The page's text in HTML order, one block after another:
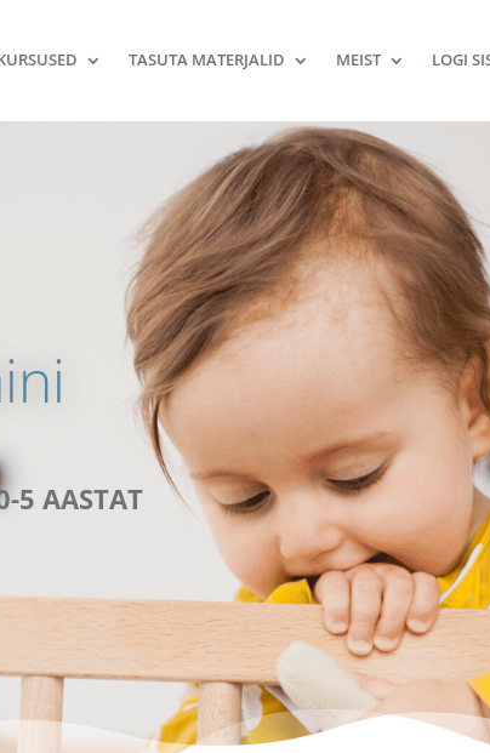
TASUTA MATERJALID MEIST LOGI
5 AASTAT